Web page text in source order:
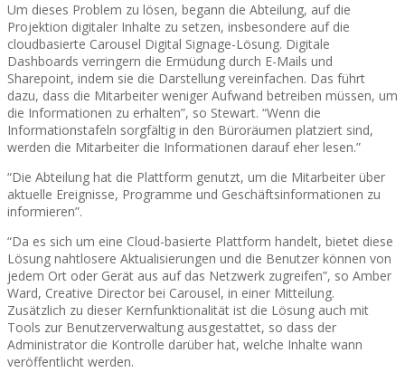
Um dieses Problem zu lösen, begann die Abteilung, auf die
Projektion digitaler Inhalte zu setzen, insbesondere auf die
cloudbasierte Carousel Digital Signage-Lösung. Digitale
Dashboards verringern die Ermüdung durch E-Mails und
Sharepoint, indem sie die Darstellung vereinfachen. Das führt
dazu, dass die Mitarbeiter weniger Aufwand betreiben müssen, um
die Informationen zu erhalten”, so Stewart. “Wenn die
Informationstafeln sorgfältig in den Büroräumen platziert sind,
werden die Mitarbeiter die Informationen darauf eher lesen.”
“Die Abteilung hat die Plattform genutzt, um die Mitarbeiter über
aktuelle Ereignisse, Programme und Geschäftsinformationen zu
informieren”.
“Da es sich um eine Cloud-basierte Plattform handelt, bietet diese
Lösung nahtlosere Aktualisierungen und die Benutzer können von
jedem Ort oder Gerät aus auf das Netzwerk zugreifen”, so Amber
Ward, Creative Director bei Carousel, in einer Mitteilung.
Zusätzlich zu dieser Kernfunktionalität ist die Lösung auch mit
Tools zur Benutzerverwaltung ausgestattet, so dass der
Administrator die Kontrolle darüber hat, welche Inhalte wann
veröffentlicht werden.